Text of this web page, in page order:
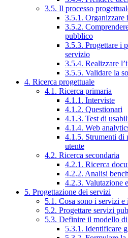
3.5. Il processo
3.5.1. Organizzare
3.5.2.
pubblico
3.5.3. Progettare i
servizio
3.5.4. Realizzare
3.5.5. Validare la
4. Ricerca progettuale
4.1. Ricerca primaria
4.1.1. Interviste
4.1.2. Questionari
4.1.3. Test di
4.1.4. Web
4.1.5. Strumenti di
utente
4.2. Ricerca secondaria
4.2.1. Ricerca
4.2.2. Analisi
4.2.3. Valutazione
5. Progettazione dei servizi
5.1. Cosa sono i servizi e
5.2. Progettare servizi
5.3. Definire il modello
5.3.1. Identificare